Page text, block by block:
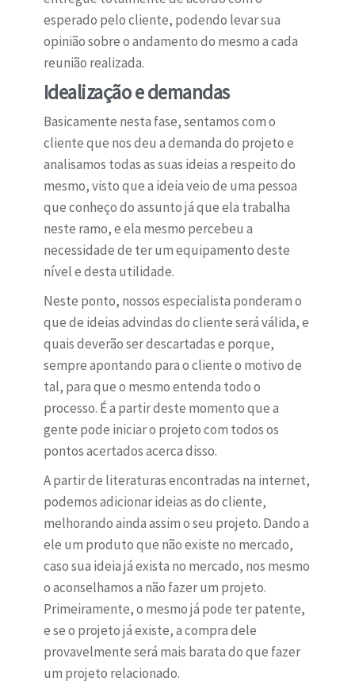
esperado pelo cliente, podendo levar sua
opinião sobre o andamento do mesmo a cada
reunião realizada.
Idealização e demandas
Basicamente nesta fase, sentamos com o
cliente que nos deu a demanda do projeto e
analisamos todas as suas ideias a respeito do
mesmo, visto que a ideia veio de uma pessoa
que conheço do assunto já que ela trabalha
neste ramo, e ela mesmo percebeu a
necessidade de ter um equipamento deste
nível e desta utilidade.
Neste ponto, nossos especialista ponderam o
que de ideias advindas do cliente será válida, e
quais deverão ser descartadas e porque,
sempre apontando para o cliente o motivo de
tal, para que o mesmo entenda todo o
processo. É a partir deste momento que a
gente pode iniciar o projeto com todos os
pontos acertados acerca disso.
A partir de literaturas encontradas na internet,
podemos adicionar ideias as do cliente,
melhorando ainda assim o seu projeto. Dando a
ele um produto que não existe no mercado,
caso sua ideia já exista no mercado, nos mesmo
o aconselhamos a não fazer um projeto.
Primeiramente, o mesmo já pode ter patente,
e se o projeto já existe, a compra dele
provavelmente será mais barata do que fazer
um projeto relacionado.